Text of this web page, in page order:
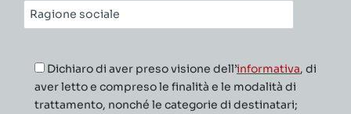
Ragione
sociale*
Dichiaro di aver preso visione dell’informativa, di
aver letto e compreso le finalità e le modalità di
trattamento, nonché le categorie di destinatari;